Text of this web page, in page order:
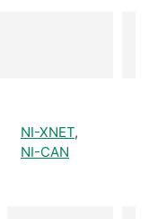
NI-XNET,
NI-CAN